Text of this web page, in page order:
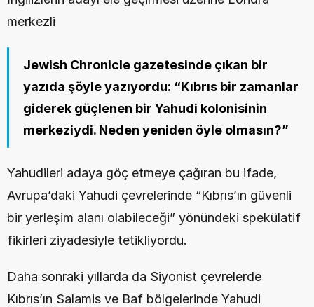
merkezli
Jewish Chronicle gazetesinde çıkan bir
yazıda şöyle yazıyordu: “Kıbrıs bir zamanlar
giderek güçlenen bir Yahudi kolonisinin
merkeziydi. Neden yeniden öyle olmasın?”
Yahudileri adaya göç etmeye çağıran bu ifade,
Avrupa’daki Yahudi çevrelerinde “Kıbrıs’ın güvenli
bir yerleşim alanı olabileceği” yönündeki spekülatif
fikirleri ziyadesiyle tetikliyordu.
Daha sonraki yıllarda da Siyonist çevrelerde
Kıbrıs’ın Salamis ve Baf bölgelerinde Yahudi